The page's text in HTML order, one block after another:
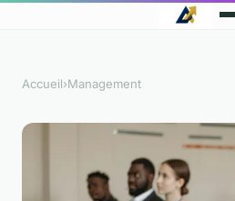
Accueil›Management